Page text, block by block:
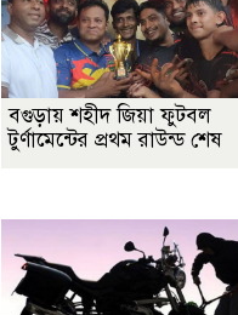
বগুড়ায় শহীদ জিয়া ফুটবল
টুর্ণামেন্টের প্রথম রাউন্ড শেষ